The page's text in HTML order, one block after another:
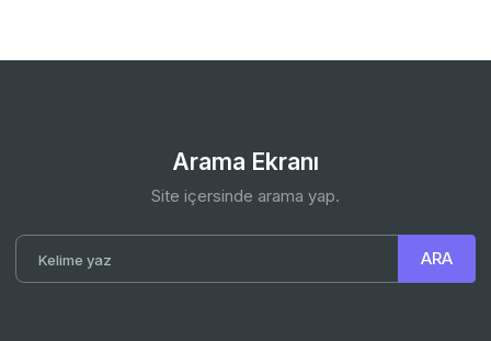
Arama Ekranı
Site içersinde arama yap.